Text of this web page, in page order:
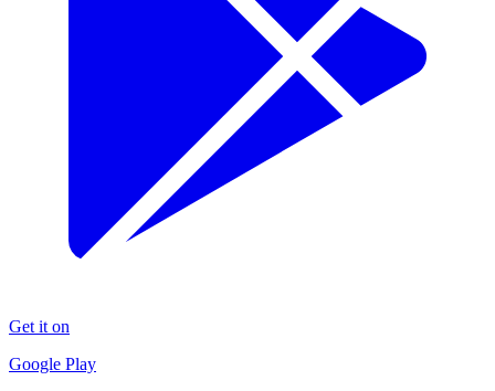
Get it on
Google Play